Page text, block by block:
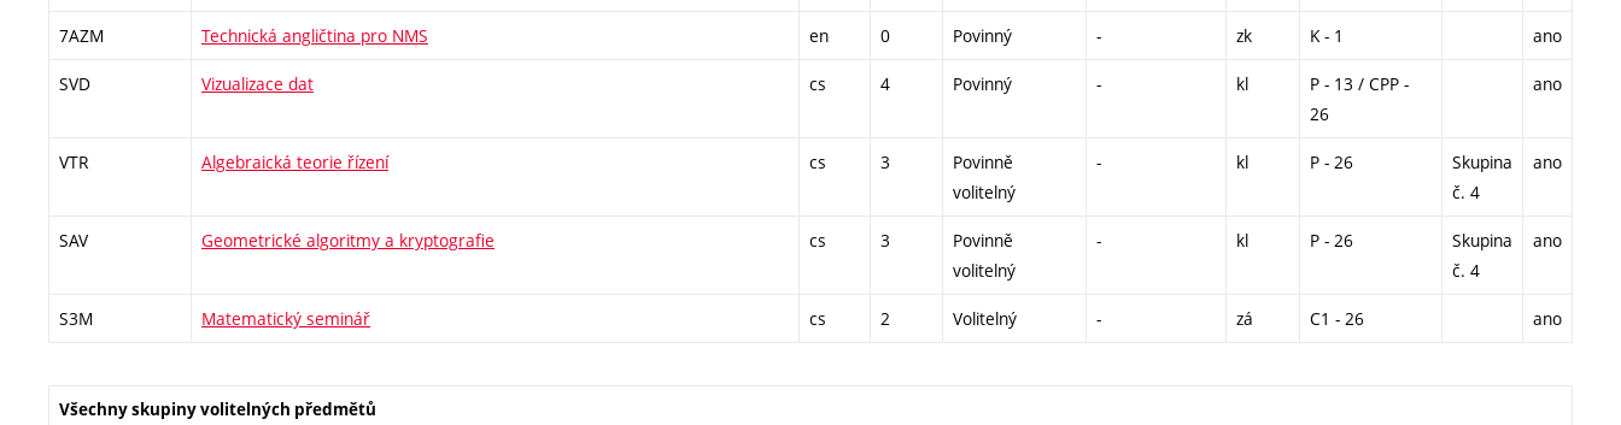
7AZM Technická angličtina pro NMS en 0 Povinný - zk K - 1 ano
SVD Vizualizace dat cs 4 Povinný - kl
P - 13 / CPP -
26
ano
VTR Algebraická teorie řízení cs 3
Povinně
volitelný
- kl P - 26
Skupina
č. 4
ano
SAV Geometrické algoritmy a kryptografie cs 3
Povinně
volitelný
- kl P - 26
Skupina
č. 4
ano
S3M Matematický seminář cs 2 Volitelný - zá C1 - 26 ano
Všechny skupiny volitelných předmětů